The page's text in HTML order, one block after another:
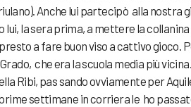
Anche lui partecipò alla
lui, la sera prima, a mettere la collanina
a fare buon viso a cattivo gioco.
che era la scuola media più
Ribi, pas sando ovviamente per
settimane in corriera le ho